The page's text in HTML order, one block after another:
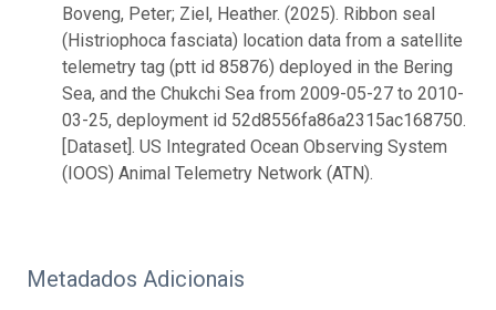
Boveng, Peter; Ziel, Heather. (2025). Ribbon seal
(Histriophoca fasciata) location data from a satellite
telemetry tag (ptt id 85876) deployed in the Bering
Sea, and the Chukchi Sea from 2009-05-27 to 2010-
03-25, deployment id 52d8556fa86a2315ac168750.
[Dataset]. US Integrated Ocean Observing System
(IOOS) Animal Telemetry Network (ATN).
Metadados Adicionais